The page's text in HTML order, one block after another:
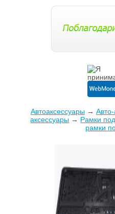
Автоаксессуары→
аксессуары → Рамки
рамки